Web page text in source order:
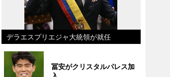
デラエスプリエジャ大統領が就任
冨安がクリスタルパレス加